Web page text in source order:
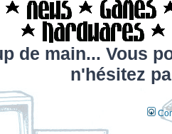
de main... Vous
n'hésitez